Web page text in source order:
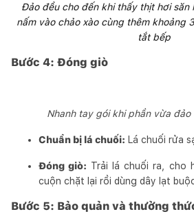
Đảo đều cho đến khi thấy thịt hơi săn
nấm vào chảo xào cùng thêm khoảng
tắt bếp
Bước 4: Đóng giò
Nhanh tay gói khi phần vừa
Chuẩn bị lá chuối: Lá chuối rửa
Đóng giò: Trải lá chuối ra, cho
cuộn chặt lại rồi dùng dây lạt
Bước 5: Bảo quản và thưởng